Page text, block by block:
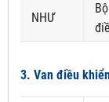
NHƯ
3. Van điều